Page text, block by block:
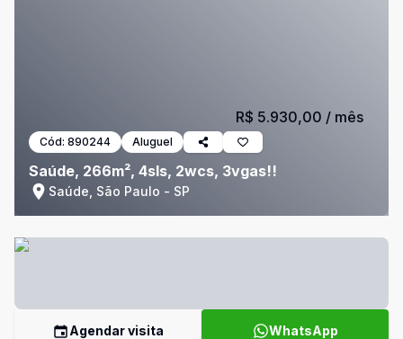
Cód: 890244 Aluguel
Saúde, 266m², 4sls, 2wcs, 3vgas!!
Saúde, São Paulo - SP
R$ 5.930,00 / mês
Agendar visita WhatsApp